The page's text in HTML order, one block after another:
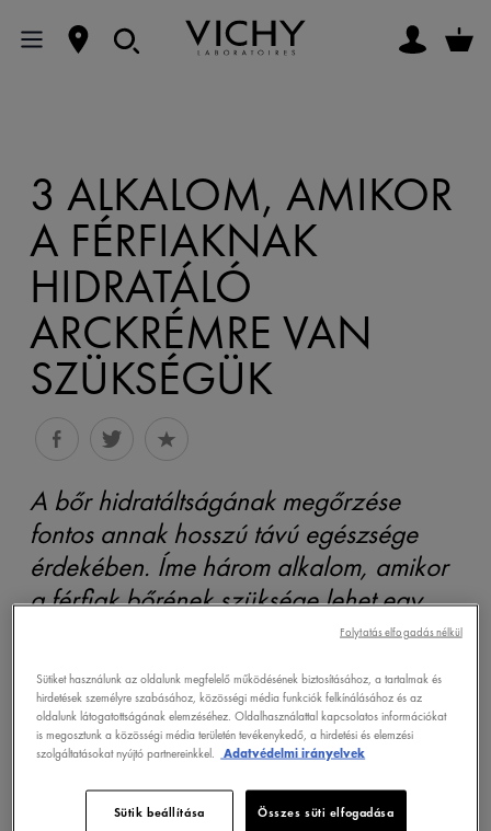
3 ALKALOM, AMIKOR
A FÉRFIAKNAK
HIDRATÁLÓ
ARCKRÉMRE VAN
SZÜKSÉGÜK
A bőr hidratáltságának megőrzése
fontos annak hosszú távú egészsége
érdekében. Íme három alkalom, amikor
a férfiak bőrének szüksége lehet egy
hatékony hidratáló arckrémre!
Sütiket használunk az oldalunk megfelelő működésének biztosításához, a tartalmak és
hirdetések személyre szabásához, közösségi média funkciók felkínálásához és az
oldalunk látogatottságának elemzéséhez. Oldalhasználattal kapcsolatos információkat
is megosztunk a közösségi média területén tevékenykedő, a hirdetési és elemzési
szolgáltatásokat nyújtó partnereinkkel.
Adatvédelmi irányelvek
Sütik beállítása Összes süti elfogadása
Folytatás elfogadás nélkül